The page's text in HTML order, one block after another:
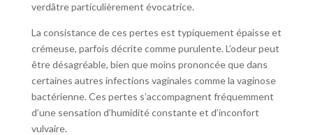
verdâtre particulièrement évocatrice.
La consistance de ces pertes est typiquement épaisse et
crémeuse, parfois décrite comme purulente. L’odeur peut
être désagréable, bien que moins prononcée que dans
certaines autres infections vaginales comme la vaginose
bactérienne. Ces pertes s’accompagnent fréquemment
d’une sensation d’humidité constante et d’inconfort
vulvaire.